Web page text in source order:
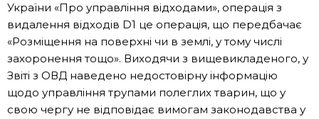
України «Про управління відходами», операція з
видалення відходів D1 це операція, що передбачає
«Розміщення на поверхні чи в землі, у тому числі
захоронення тощо». Виходячи з вищевикладеного, у
Звіті з ОВД наведено недостовірну інформацію
щодо управління трупами полеглих тварин, що у
свою чергу не відповідає вимогам законодавства у